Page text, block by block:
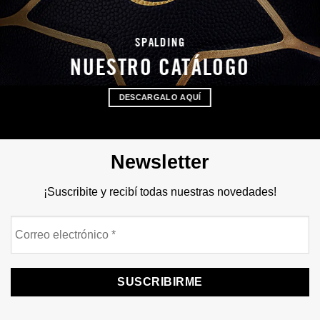
SPALDING
NUESTRO CATÁLOGO
DESCARGALO AQUÍ
Newsletter
¡Suscribite y recibí todas nuestras novedades!
electrónico
*